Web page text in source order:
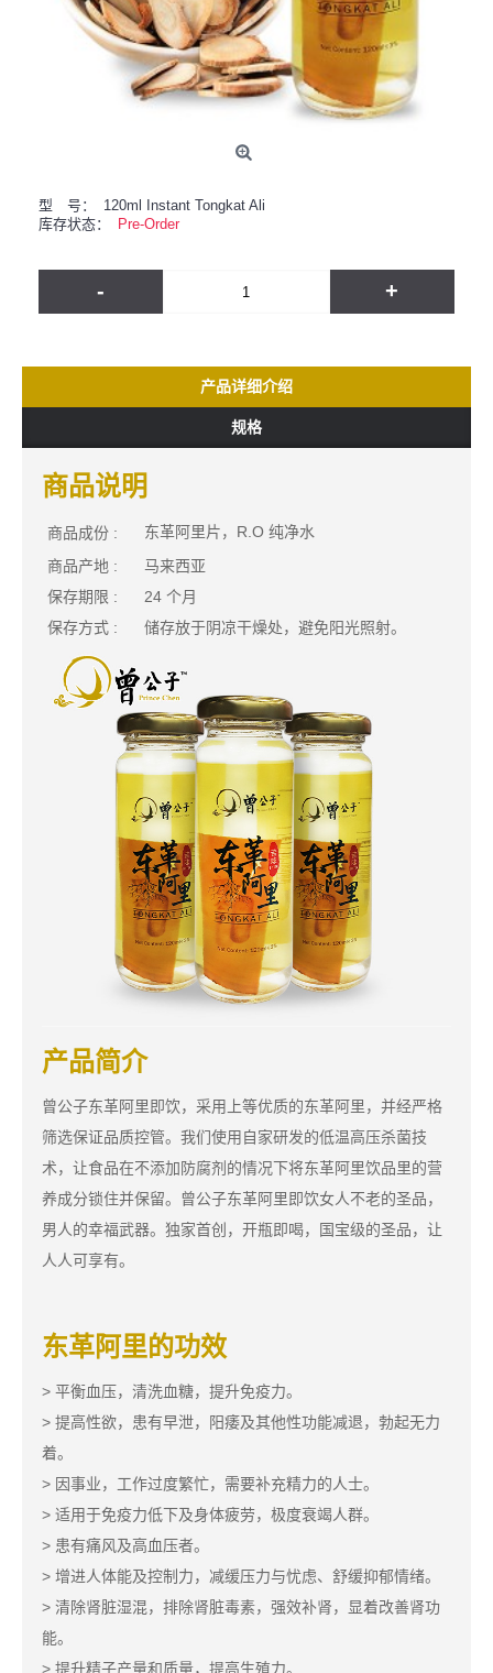
型 号：
120ml Instant Tongkat Ali
库存状态：
Pre-Order
- +
产品详细介绍
规格
商品说明
商品成份 : 东革阿里片 ， R.O 纯净水
商品产地 :
马来西亚
保存期限 :
24 个月
保存方式 :
储存放于阴凉干燥处，避免阳光照射。
产品简介
曾公子东革阿里即饮，采用上等优质的东革阿里，并经严格
筛选保证品质控管。我们使用自家研发的低温高压杀菌技
术，让食品在不添加防腐剂的情况下将东革阿里饮品里的营
养成分锁住并保留。曾公子东革阿里即饮女人不老的圣品，
男人的幸福武器。独家首创，开瓶即喝，国宝级的圣品，让
人人可享有。
东革阿里的功效
> 平衡血压，清洗血糖，提升免疫力。
> 提高性欲，患有早泄，阳痿及其他性功能减退，勃起无力
着。
> 因事业，工作过度繁忙，需要补充精力的人士。
> 适用于免疫力低下及身体疲劳，极度衰竭人群。
> 患有痛风及高血压者。
> 增进人体能及控制力，减缓压力与忧虑、舒缓抑郁情绪。​
> 清除肾脏湿混，排除肾脏毒素，强效补肾，显着改善肾功
能。
> 提升精子产量和质量，提高生殖力。